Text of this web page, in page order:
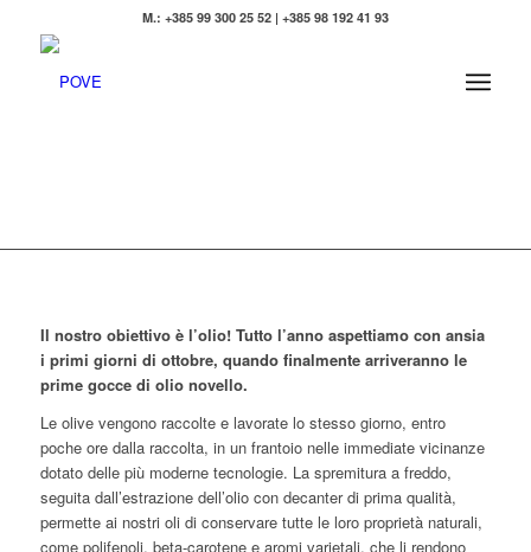
M.: +385 99 300 25 52 | +385 98 192 41 93
Il nostro obiettivo è l’olio! Tutto l’anno aspettiamo con ansia
i primi giorni di ottobre, quando finalmente arriveranno le
prime gocce di olio novello.
Le olive vengono raccolte e lavorate lo stesso giorno, entro
poche ore dalla raccolta, in un frantoio nelle immediate vicinanze
dotato delle più moderne tecnologie. La spremitura a freddo,
seguita dall’estrazione dell’olio con decanter di prima qualità,
permette ai nostri oli di conservare tutte le loro proprietà naturali,
come polifenoli, beta-carotene e aromi varietali, che li rendono